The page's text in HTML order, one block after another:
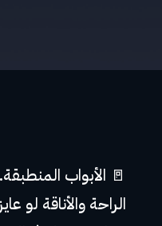
🚪 الأبواب
الراحة والأناقة لو